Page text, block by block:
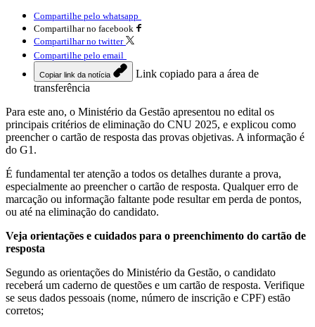
Compartilhe pelo whatsapp
Compartilhar no facebook
Compartilhar no twitter
Compartilhe pelo email
Copiar link da notícia
Link copiado para a área de
transferência
Para este ano, o Ministério da Gestão apresentou no edital os
principais critérios de eliminação do CNU 2025, e explicou como
preencher o cartão de resposta das provas objetivas. A informação é
do G1.
É fundamental ter atenção a todos os detalhes durante a prova,
especialmente ao preencher o cartão de resposta. Qualquer erro de
marcação ou informação faltante pode resultar em perda de pontos,
ou até na eliminação do candidato.
Veja orientações e cuidados para o preenchimento do cartão de
resposta
Segundo as orientações do Ministério da Gestão, o candidato
receberá um caderno de questões e um cartão de resposta. Verifique
se seus dados pessoais (nome, número de inscrição e CPF) estão
corretos;